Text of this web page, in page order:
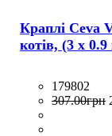
Краплі Ceva
котів, (3 х
179802
307.00грн